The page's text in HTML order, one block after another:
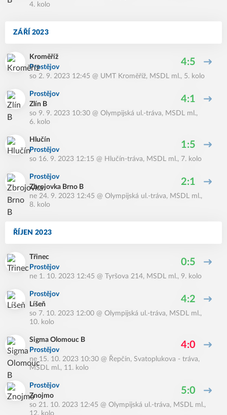
4. kolo
ZÁŘÍ 2023
Kroměříž
Prostějov
4:5
so 2. 9. 2023 12:45 @ UMT Kroměříž, MSDL ml., 5. kolo
Prostějov
Zlín B
4:1
so 9. 9. 2023 10:30 @ Olympijská ul.-tráva, MSDL ml.,
6. kolo
Hlučín
Prostějov
1:5
so 16. 9. 2023 12:15 @ Hlučín-tráva, MSDL ml., 7. kolo
Prostějov
Zbrojovka Brno B
2:1
ne 24. 9. 2023 12:45 @ Olympijská ul.-tráva, MSDL ml.,
8. kolo
ŘÍJEN 2023
Třinec
Prostějov
0:5
ne 1. 10. 2023 12:45 @ Tyršova 214, MSDL ml., 9. kolo
Prostějov
Líšeň
4:2
so 7. 10. 2023 12:00 @ Olympijská ul.-tráva, MSDL ml.,
10. kolo
Sigma Olomouc B
Prostějov
4:0
ne 15. 10. 2023 10:30 @ Řepčín, Svatoplukova - tráva,
MSDL ml., 11. kolo
Prostějov
Znojmo
5:0
so 21. 10. 2023 12:45 @ Olympijská ul.-tráva, MSDL ml.,
12. kolo